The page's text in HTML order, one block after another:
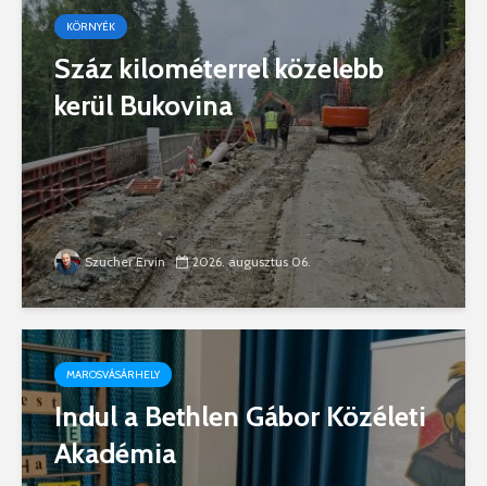
KÖRNYÉK
Száz kilométerrel közelebb
kerül Bukovina
Szucher Ervin 2026. augusztus 06.
MAROSVÁSÁRHELY
Indul a Bethlen Gábor Közéleti
Akadémia